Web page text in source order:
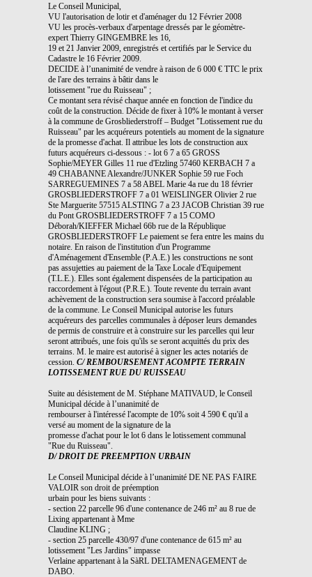
Le Conseil Municipal,
VU l'autorisation de lotir et d'aménager du 12 Février 2008
VU les procès-verbaux d'arpentage dressés par le géomètre-
expert Thierry GINGEMBRE les 16,
19 et 21 Janvier 2009, enregistrés et certifiés par le Service du
Cadastre le 16 Février 2009.
DECIDE à l’unanimité de vendre à raison de 6 000 € TTC le prix
de l'are des terrains à bâtir dans le
lotissement "rue du Ruisseau" ;
Ce montant sera révisé chaque année en fonction de l'indice du
coût de la construction. Décide de fixer à 10% le montant à verser
à la commune de Grosbliederstroff – Budget "Lotissement rue du
Ruisseau" par les acquéreurs potentiels au moment de la signature
de la promesse d'achat. Il attribue les lots de construction aux
futurs acquéreurs ci-dessous : - lot 6 7 a 65 GROSS
Sophie/MEYER Gilles 11 rue d'Etzling 57460 KERBACH 7 a
49 CHABANNE Alexandre/JUNKER Sophie 59 rue Foch
SARREGUEMINES 7 a 58 ABEL Marie 4a rue du 18 février
GROSBLIEDERSTROFF 7 a 01 WEISLINGER Olivier 2 rue
Ste Marguerite 57515 ALSTING 7 a 23 JACOB Christian 39 rue
du Pont GROSBLIEDERSTROFF 7 a 15 COMO
Déborah/KIEFFER Michael 66b rue de la République
GROSBLIEDERSTROFF Le paiement se fera entre les mains du
notaire. En raison de l'institution d'un Programme
d'Aménagement d'Ensemble (P.A.E.) les constructions ne sont
pas assujetties au paiement de la Taxe Locale d'Equipement
(T.L.E.). Elles sont également dispensées de la participation au
raccordement à l'égout (P.R.E.). Toute revente du terrain avant
achèvement de la construction sera soumise à l'accord préalable
de la commune. Le Conseil Municipal autorise les futurs
acquéreurs des parcelles communales à déposer leurs demandes
de permis de construire et à construire sur les parcelles qui leur
seront attribués, une fois qu'ils se seront acquittés du prix des
terrains. M. le maire est autorisé à signer les actes notariés de
cession. C/ REMBOURSEMENT ACOMPTE TERRAIN
LOTISSEMENT RUE DU RUISSEAU
Suite au désistement de M. Stéphane MATIVAUD, le Conseil
Municipal décide à l’unanimité de
rembourser à l'intéressé l'acompte de 10% soit 4 590 € qu'il a
versé au moment de la signature de la
promesse d'achat pour le lot 6 dans le lotissement communal
"Rue du Ruisseau".
D/ DROIT DE PREEMPTION URBAIN
Le Conseil Municipal décide à l’unanimité DE NE PAS FAIRE
VALOIR son droit de préemption
urbain pour les biens suivants :
- section 22 parcelle 96 d'une contenance de 246 m² au 8 rue de
Lixing appartenant à Mme
Claudine KLING ;
- section 25 parcelle 430/97 d'une contenance de 615 m² au
lotissement "Les Jardins" impasse
Verlaine appartenant à la SàRL DELTAMENAGEMENT de
DABO.